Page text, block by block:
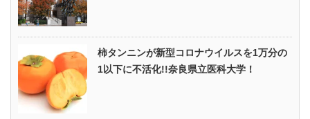
柿タンニンが新型コロナウイルスを1万分の
1以下に不活化!!奈良県立医科大学！